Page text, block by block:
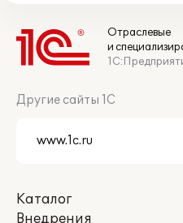
Отраслевые
и
Другие сайты 1С
Каталог
Внедрения